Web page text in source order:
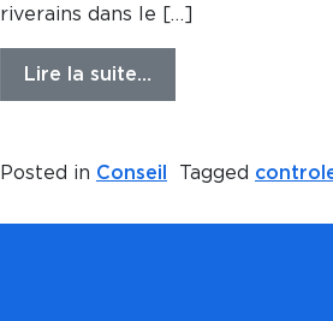
riverains dans le […]
Lire la suite…
Posted in Conseil Tagged